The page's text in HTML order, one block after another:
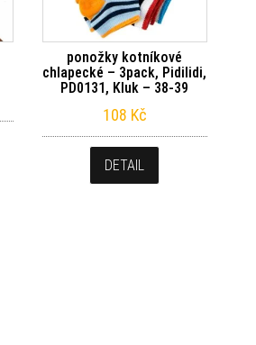
ponožky kotníkové
chlapecké – 3pack, Pidilidi,
PD0131, Kluk – 38-39
108 Kč
DETAIL